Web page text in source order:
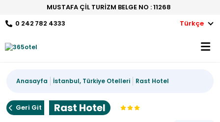
MUSTAFA ÇİL TURİZM BELGE NO : 11268
0 242 782 4333
Türkçe
Anasayfa İstanbul, Türkiye Otelleri Rast Hotel
Geri Git
Rast Hotel